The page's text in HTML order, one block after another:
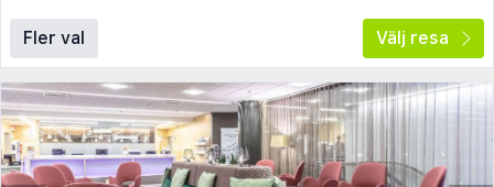
Fler val Välj resa